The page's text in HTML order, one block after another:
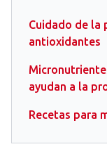
Cuidado de la
antioxidantes
ayudan a la
Recetas para